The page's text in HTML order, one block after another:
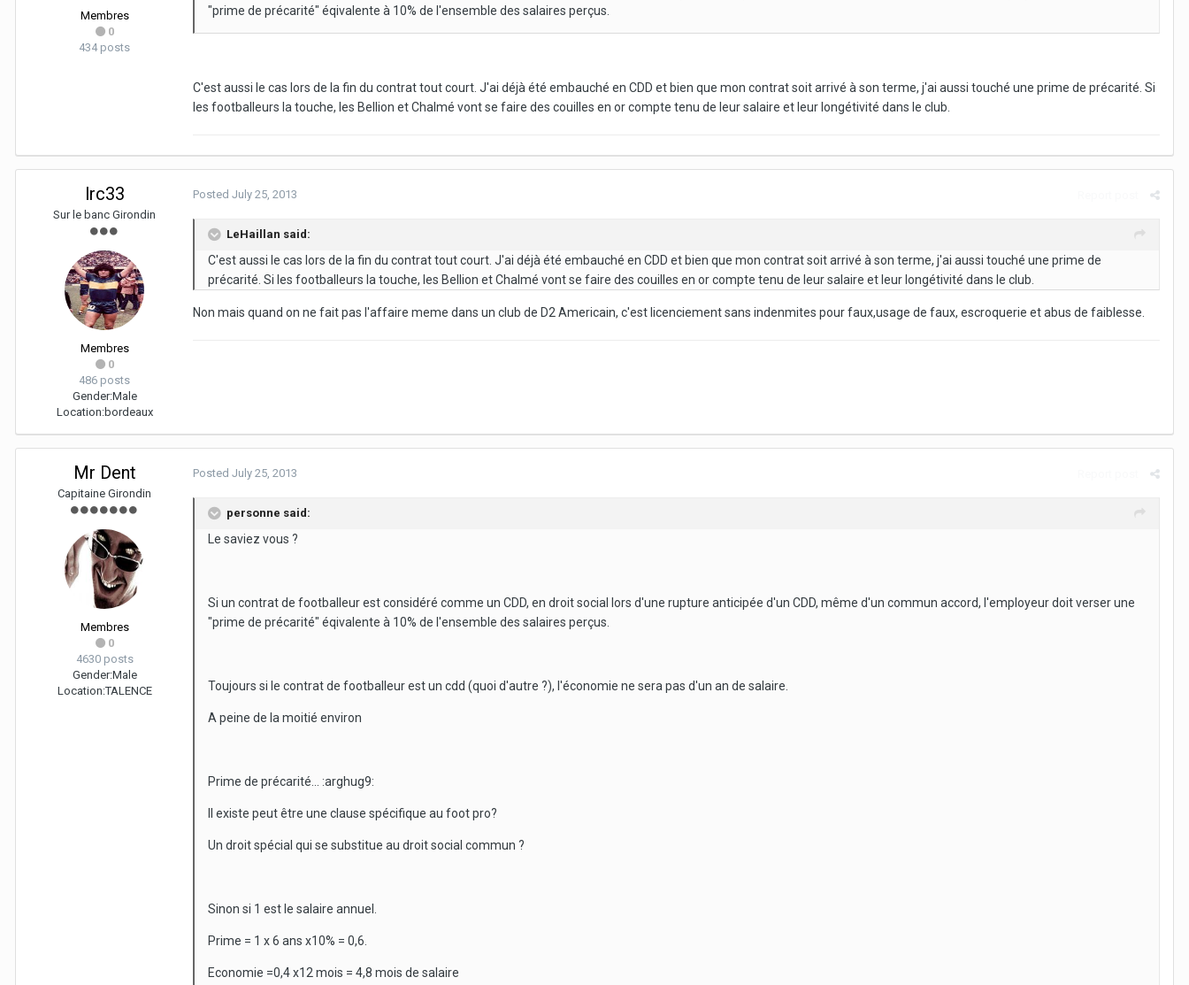
Membres
0
434 posts
"prime de précarité" éqivalente à 10% de l'ensemble des salaires perçus.
C'est aussi le cas lors de la fin du contrat tout court. J'ai déjà été embauché en CDD et bien que mon contrat soit arrivé à son terme, j'ai aussi touché une prime de précarité. Si
les footballeurs la touche, les Bellion et Chalmé vont se faire des couilles en or compte tenu de leur salaire et leur longétivité dans le club.
lrc33
Sur le banc Girondin
Membres
0
486 posts
Gender:Male
Location:bordeaux
Posted July 25, 2013
LeHaillan said:
C'est aussi le cas lors de la fin du contrat tout court. J'ai déjà été embauché en CDD et bien que mon contrat soit arrivé à son terme, j'ai aussi touché une prime de
précarité. Si les footballeurs la touche, les Bellion et Chalmé vont se faire des couilles en or compte tenu de leur salaire et leur longétivité dans le club.
Non mais quand on ne fait pas l'affaire meme dans un club de D2 Americain, c'est licenciement sans indenmites pour faux,usage de faux, escroquerie et abus de faiblesse.
Mr Dent
Capitaine Girondin
Membres
0
4630 posts
Gender:Male
Location:TALENCE
Posted July 25, 2013
personne said:
Le saviez vous ?
Si un contrat de footballeur est considéré comme un CDD, en droit social lors d'une rupture anticipée d'un CDD, même d'un commun accord, l'employeur doit verser une
"prime de précarité" éqivalente à 10% de l'ensemble des salaires perçus.
Toujours si le contrat de footballeur est un cdd (quoi d'autre ?), l'économie ne sera pas d'un an de salaire.
A peine de la moitié environ
Prime de précarité... :arghug9:
Il existe peut être une clause spécifique au foot pro?
Un droit spécial qui se substitue au droit social commun ?
Sinon si 1 est le salaire annuel.
Prime = 1 x 6 ans x10% = 0,6.
Economie =0,4 x12 mois = 4,8 mois de salaire